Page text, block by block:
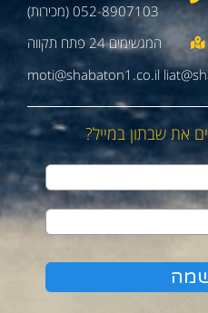
052-8907103 (מכירות)
moti@shabaton1.co.il
את שבתון במייל?